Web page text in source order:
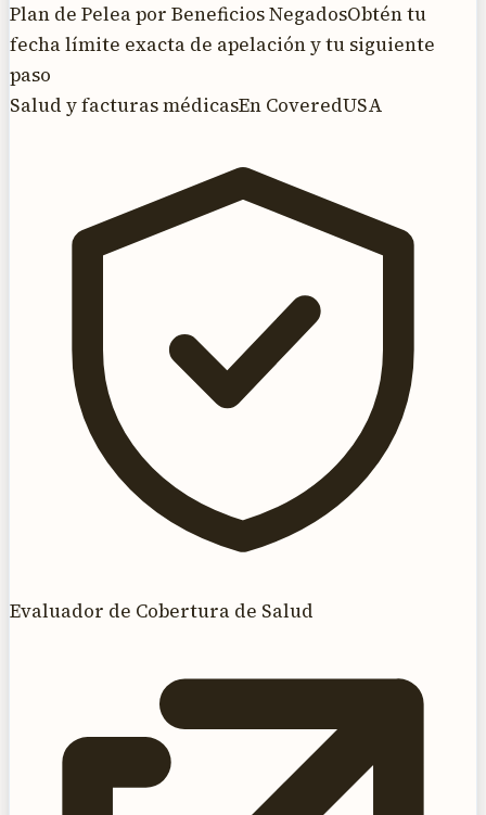
Plan de Pelea por Beneficios NegadosObtén tu
fecha límite exacta de apelación y tu siguiente
paso
Salud y facturas médicasEn CoveredUSA
Evaluador de Cobertura de Salud